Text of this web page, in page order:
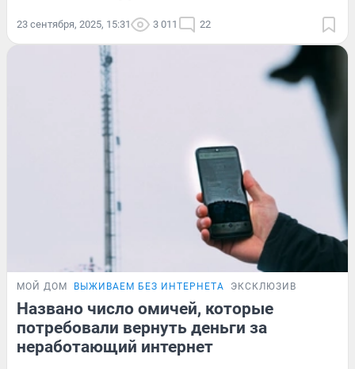
23 сентября, 2025, 15:31 3 011 22
МОЙ ДОМ ВЫЖИВАЕМ БЕЗ ИНТЕРНЕТА ЭКСКЛЮЗИВ
Названо число омичей, которые
потребовали вернуть деньги за
неработающий интернет